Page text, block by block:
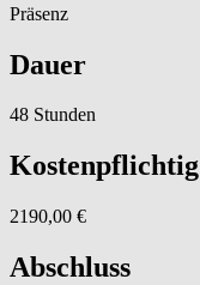
Präsenz
Dauer
48 Stunden
Kostenpflichtig
2190,00 €
Abschluss